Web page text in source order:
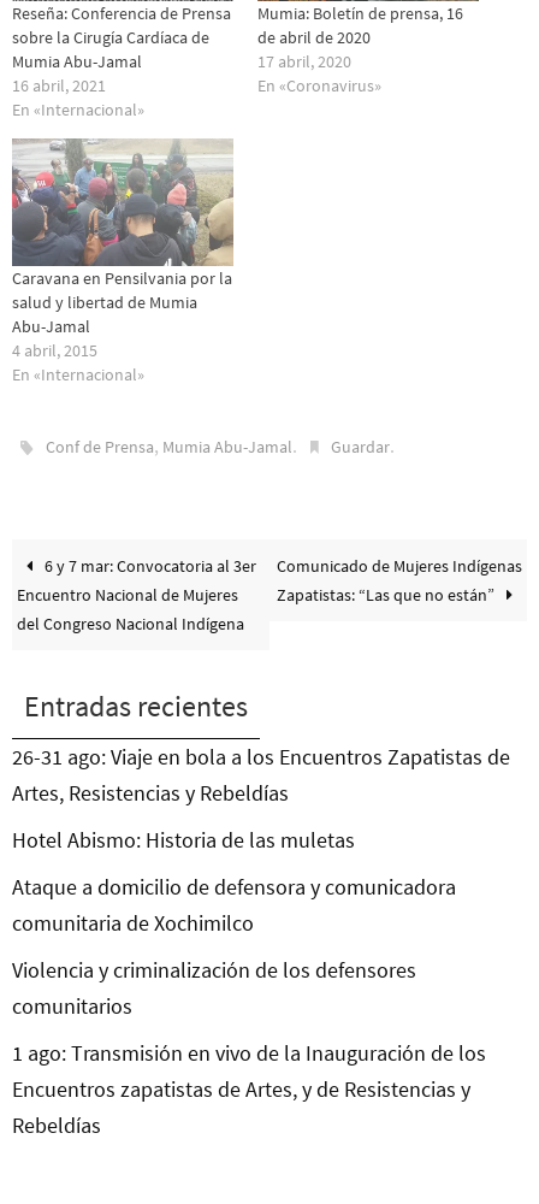
Reseña: Conferencia de Prensa
sobre la Cirugía Cardíaca de
Mumia Abu-Jamal
16 abril, 2021
En «Internacional»
Mumia: Boletín de prensa, 16
de abril de 2020
17 abril, 2020
En «Coronavirus»
Caravana en Pensilvania por la
salud y libertad de Mumia
Abu-Jamal
4 abril, 2015
En «Internacional»
Conf de Prensa, Mumia Abu-Jamal. Guardar.
6 y 7 mar: Convocatoria al 3er
Encuentro Nacional de Mujeres
del Congreso Nacional Indígena
Comunicado de Mujeres Indígenas
Zapatistas: “Las que no están”
Entradas recientes
26-31 ago: Viaje en bola a los Encuentros Zapatistas de
Artes, Resistencias y Rebeldías
Hotel Abismo: Historia de las muletas
Ataque a domicilio de defensora y comunicadora
comunitaria de Xochimilco
Violencia y criminalización de los defensores
comunitarios
1 ago: Transmisión en vivo de la Inauguración de los
Encuentros zapatistas de Artes, y de Resistencias y
Rebeldías